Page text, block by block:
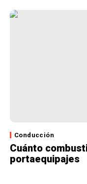
Conducción
Cuánto
portaequipajes